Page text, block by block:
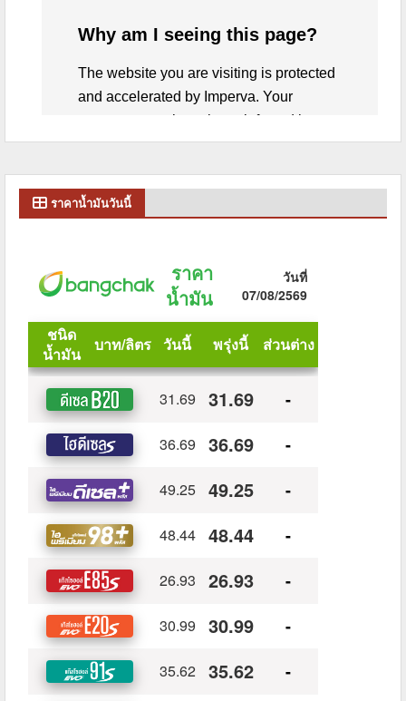
ราคาน้ำมันวันนี้